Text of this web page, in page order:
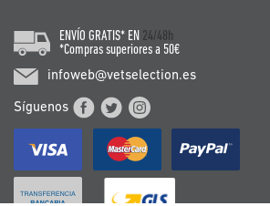
ENVÍO GRATIS* EN 24/48h
*Compras superiores a 50€
infoweb@vetselection.es
Síguenos